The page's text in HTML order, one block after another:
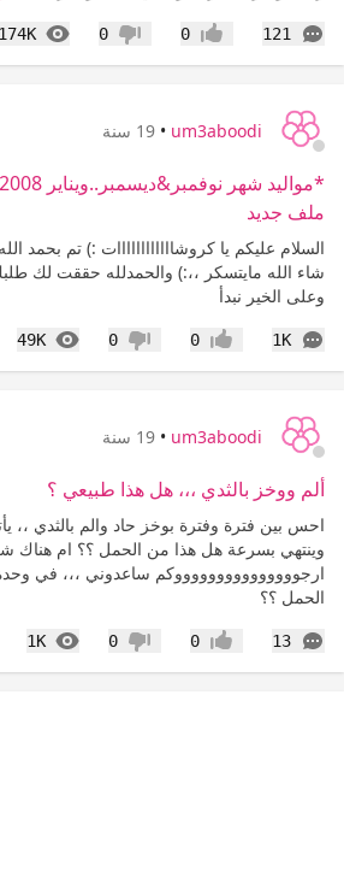
121
التعليقات إعجاب0 عدم إعجاب
0
174K
um3aboodi
• 19 سنة
ملف جديد
السلام عليكم يا كروشاااااااااااات :) تم بحمد
شاء الله مايتسكر ،،:) والحمدلله حققت لك
وعلى الخير نبدأ
1K
التعليقات إعجاب0 عدم إعجاب
0
49K
المشاهدات
um3aboodi
• 19 سنة
ألم ووخز بالثدي ،،، هل هذا طبيعي ؟
احس بين فترة وفترة بوخز حاد والم بالثدي ،،
وينتهي بسرعة هل هذا من الحمل ؟؟ ام هناك
ارجوووووووووووووووكم ساعدوني ،،، في
الحمل ؟؟
13
التعليقات إعجاب0 عدم إعجاب
0
1K
المشاهدات